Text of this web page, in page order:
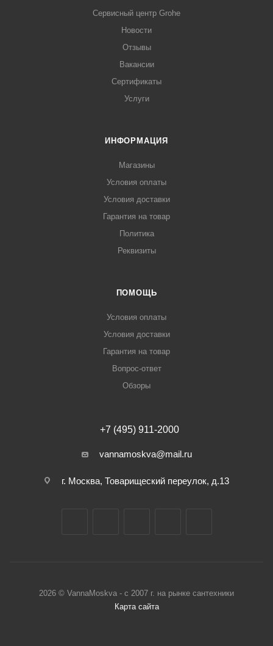
Сервисный центр Grohe
Новости
Отзывы
Вакансии
Сертификаты
Услуги
ИНФОРМАЦИЯ
Магазины
Условия оплаты
Условия доставки
Гарантия на товар
Политика
Реквизиты
ПОМОЩЬ
Условия оплаты
Условия доставки
Гарантия на товар
Вопрос-ответ
Обзоры
+7 (495) 911-2000
vannamoskva@mail.ru
г. Москва, Товарищеский переулок, д.13
2026 © VannaMoskva - с 2007 г. на рынке сантехники
Карта сайта